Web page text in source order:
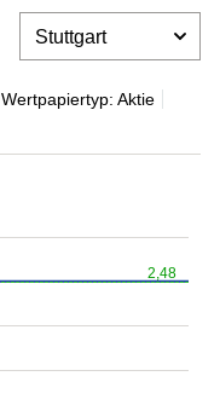
Wertpapiertyp: Aktie
2,48